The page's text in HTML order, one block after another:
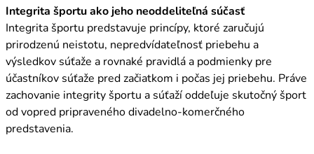
Integrita športu ako jeho neoddeliteľná súčasť
Integrita športu predstavuje princípy, ktoré zaručujú
prirodzenú neistotu, nepredvídateľnosť priebehu a
výsledkov súťaže a rovnaké pravidlá a podmienky pre
účastníkov súťaže pred začiatkom i počas jej priebehu. Práve
zachovanie integrity športu a súťaží oddeľuje skutočný šport
od vopred pripraveného divadelno-komerčného
predstavenia.